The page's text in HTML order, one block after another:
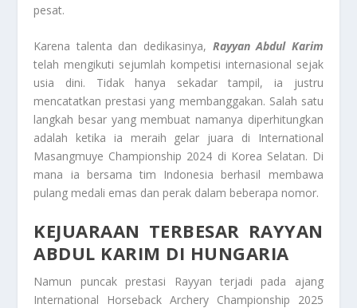
pesat.
Karena talenta dan dedikasinya, Rayyan Abdul Karim
telah mengikuti sejumlah kompetisi internasional sejak
usia dini. Tidak hanya sekadar tampil, ia justru
mencatatkan prestasi yang membanggakan. Salah satu
langkah besar yang membuat namanya diperhitungkan
adalah ketika ia meraih gelar juara di International
Masangmuye Championship 2024 di Korea Selatan. Di
mana ia bersama tim Indonesia berhasil membawa
pulang medali emas dan perak dalam beberapa nomor.
KEJUARAAN TERBESAR RAYYAN
ABDUL KARIM DI HUNGARIA
Namun puncak prestasi Rayyan terjadi pada ajang
International Horseback Archery Championship 2025